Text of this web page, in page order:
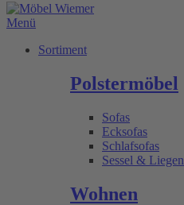
Menü
Sortiment
Polstermöbel
Sofas
Ecksofas
Schlafsofas
Sessel & Liegen
Wohnen